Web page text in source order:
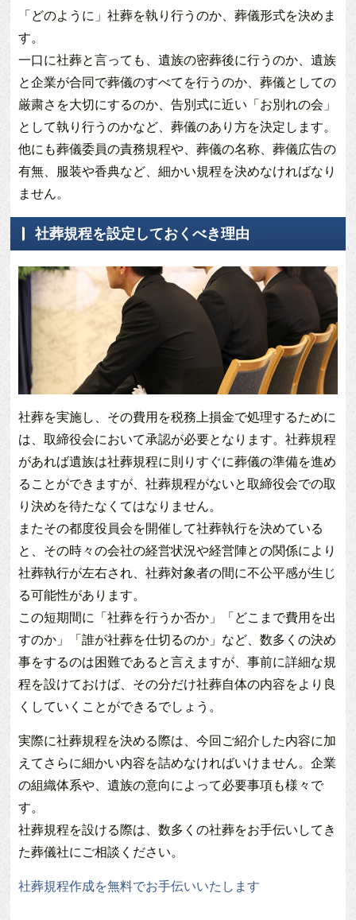
「どのように」社葬を執り行うのか、葬儀形式を決めま
す。
一口に社葬と言っても、遺族の密葬後に行うのか、遺族
と企業が合同で葬儀のすべてを行うのか、葬儀としての
厳粛さを大切にするのか、告別式に近い「お別れの会」
として執り行うのかなど、葬儀のあり方を決定します。
他にも葬儀委員の責務規程や、葬儀の名称、葬儀広告の
有無、服装や香典など、細かい規程を決めなければなり
ません。
社葬規程を設定しておくべき理由
社葬を実施し、その費用を税務上損金で処理するために
は、取締役会において承認が必要となります。社葬規程
があれば遺族は社葬規程に則りすぐに葬儀の準備を進め
ることができますが、社葬規程がないと取締役会での取
り決めを待たなくてはなりません。
またその都度役員会を開催して社葬執行を決めている
と、その時々の会社の経営状況や経営陣との関係により
社葬執行が左右され、社葬対象者の間に不公平感が生じ
る可能性があります。
この短期間に「社葬を行うか否か」「どこまで費用を出
すのか」「誰が社葬を仕切るのか」など、数多くの決め
事をするのは困難であると言えますが、事前に詳細な規
程を設けておけば、その分だけ社葬自体の内容をより良
くしていくことができるでしょう。
実際に社葬規程を決める際は、今回ご紹介した内容に加
えてさらに細かい内容を詰めなければいけません。企業
の組織体系や、遺族の意向によって必要事項も様々で
す。
社葬規程を設ける際は、数多くの社葬をお手伝いしてき
た葬儀社にご相談ください。
社葬規程作成を無料でお手伝いいたします